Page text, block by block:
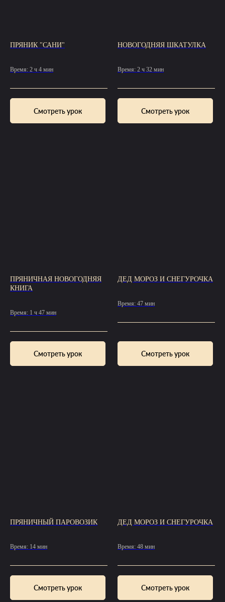
ПРЯНИК "САНИ"
Время: 2 ч 4 мин
Смотреть урок
НОВОГОДНЯЯ ШКАТУЛКА
Время: 2 ч 32 мин
Смотреть урок
ПРЯНИЧНАЯ НОВОГОДНЯЯ
КНИГА
Время: 1 ч 47 мин
Смотреть урок
ДЕД МОРОЗ И СНЕГУРОЧКА
Время: 47 мин
Смотреть урок
ПРЯНИЧНЫЙ ПАРОВОЗИК
Время: 14 мин
Смотреть урок
ДЕД МОРОЗ И СНЕГУРОЧКА
Время: 48 мин
Смотреть урок